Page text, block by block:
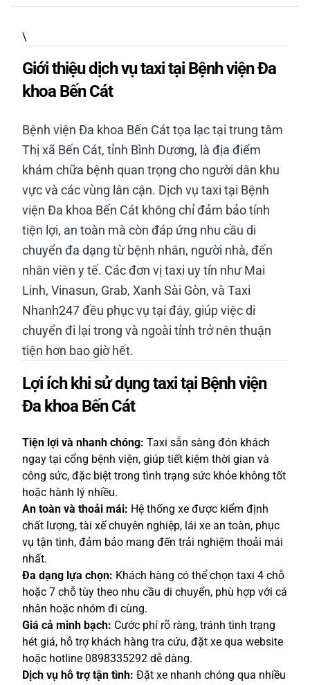
\
Giới thiệu dịch vụ taxi tại Bệnh viện Đa
khoa Bến Cát
Bệnh viện Đa khoa Bến Cát tọa lạc tại trung tâm
Thị xã Bến Cát, tỉnh Bình Dương, là địa điểm
khám chữa bệnh quan trọng cho người dân khu
vực và các vùng lân cận. Dịch vụ taxi tại Bệnh
viện Đa khoa Bến Cát không chỉ đảm bảo tính
tiện lợi, an toàn mà còn đáp ứng nhu cầu di
chuyển đa dạng từ bệnh nhân, người nhà, đến
nhân viên y tế. Các đơn vị taxi uy tín như Mai
Linh, Vinasun, Grab, Xanh Sài Gòn, và Taxi
Nhanh247 đều phục vụ tại đây, giúp việc di
chuyển đi lại trong và ngoài tỉnh trở nên thuận
tiện hơn bao giờ hết.
Lợi ích khi sử dụng taxi tại Bệnh viện
Đa khoa Bến Cát
Tiện lợi và nhanh chóng: Taxi sẵn sàng đón khách
ngay tại cổng bệnh viện, giúp tiết kiệm thời gian và
công sức, đặc biệt trong tình trạng sức khỏe không tốt
hoặc hành lý nhiều.
An toàn và thoải mái: Hệ thống xe được kiểm định
chất lượng, tài xế chuyên nghiệp, lái xe an toàn, phục
vụ tận tình, đảm bảo mang đến trải nghiệm thoải mái
nhất.
Đa dạng lựa chọn: Khách hàng có thể chọn taxi 4 chỗ
hoặc 7 chỗ tùy theo nhu cầu di chuyển, phù hợp với cá
nhân hoặc nhóm đi cùng.
Giá cả minh bạch: Cước phí rõ ràng, tránh tình trạng
hét giá, hỗ trợ khách hàng tra cứu, đặt xe qua website
hoặc hotline 0898335292 dễ dàng.
Dịch vụ hỗ trợ tận tình: Đặt xe nhanh chóng qua nhiều